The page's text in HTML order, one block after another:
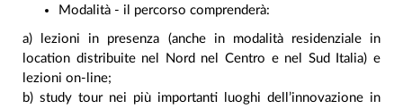
Modalità - il percorso comprenderà:
a) lezioni in presenza (anche in modalità residenziale in
location distribuite nel Nord nel Centro e nel Sud Italia) e
lezioni on-line;
b) study tour nei più importanti luoghi dell’innovazione in